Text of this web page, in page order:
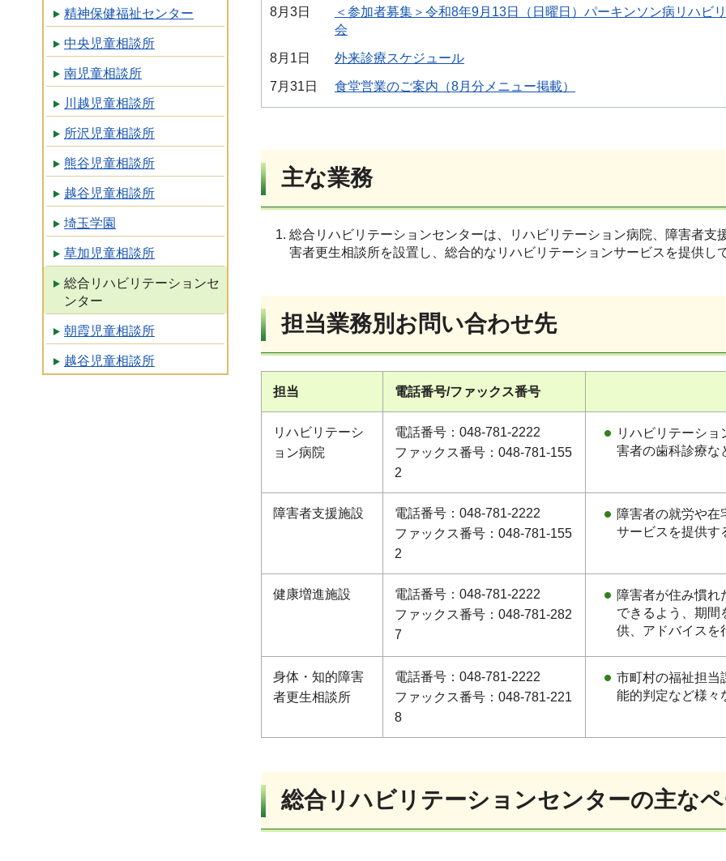
精神保健福祉センター
中央児童相談所
南児童相談所
川越児童相談所
所沢児童相談所
熊谷児童相談所
越谷児童相談所
埼玉学園
草加児童相談所
総合リハビリテーションセ
ンター
朝霞児童相談所
越谷児童相談所
8月3日
＜参加者募集＞令和8年9月13日（日曜日）パーキンソン病リハビ
会
8月1日 外来診療スケジュール
7月31日 食堂営業のご案内（8月分メニュー掲載）
主な業務
総合リハビリテーションセンターは、リハビリテーション病院、障害者
害者更生相談所を設置し、総合的なリハビリテーションサービスを提供し
担当業務別お問い合わせ先
担当 電話番号/ファックス番号
リハビリテーシ
ョン病院
電話番号：048-781-2222
ファックス番号：048-781-155
2
リハビリテーシ
害者の歯科診療な
障害者支援施設
電話番号：048-781-2222
ファックス番号：048-781-155
2
障害者の就労や在
サービスを提供す
健康増進施設
電話番号：048-781-2222
ファックス番号：048-781-282
7
障害者が住み慣れ
できるよう、期間
供、アドバイスを
身体・知的障害
者更生相談所
電話番号：048-781-2222
ファックス番号：048-781-221
8
市町村の福祉担当
能的判定など様々
総合リハビリテーションセンターの主な